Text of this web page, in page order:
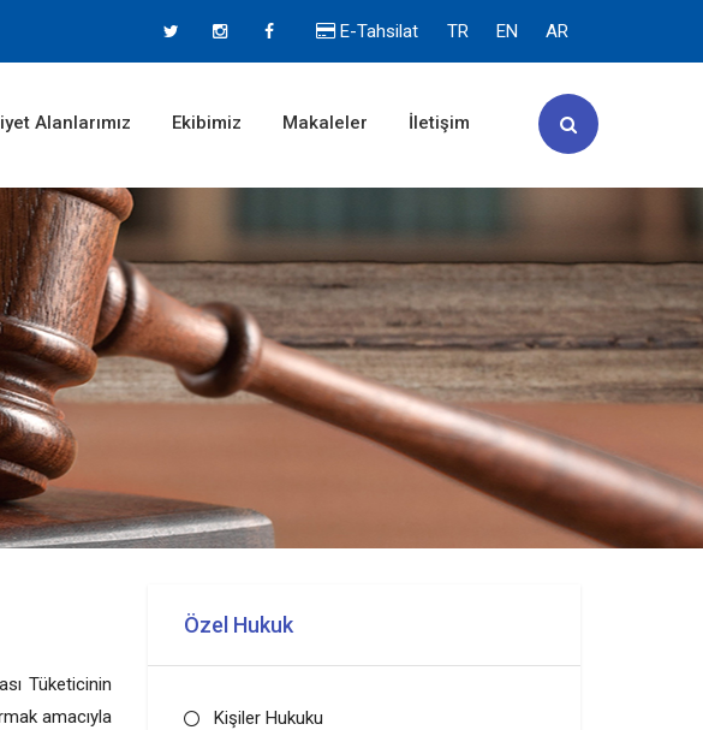
E-Tahsilat TR EN AR
Alanlarımız Ekibimiz Makaleler İletişim
Tüketicinin
amacıyla
Özel Hukuk
Kişiler Hukuku